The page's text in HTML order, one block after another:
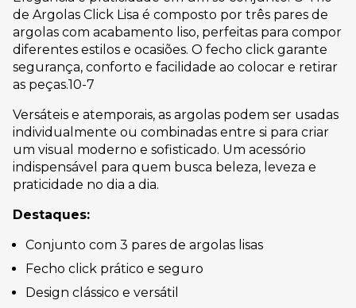
de Argolas Click Lisa é composto por três pares de
argolas com acabamento liso, perfeitas para compor
diferentes estilos e ocasiões. O fecho click garante
segurança, conforto e facilidade ao colocar e retirar
as peças.10-7
Versáteis e atemporais, as argolas podem ser usadas
individualmente ou combinadas entre si para criar
um visual moderno e sofisticado. Um acessório
indispensável para quem busca beleza, leveza e
praticidade no dia a dia.
Destaques:
Conjunto com 3 pares de argolas lisas
Fecho click prático e seguro
Design clássico e versátil